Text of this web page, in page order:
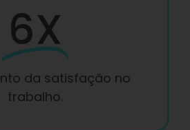
6X
da satisfação no
trabalho.